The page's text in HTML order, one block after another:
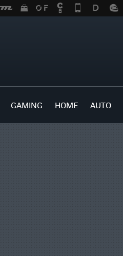
GAMING HOME AUTO